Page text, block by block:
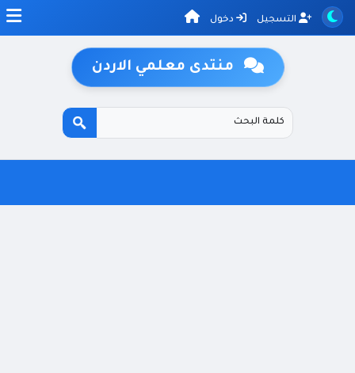
التسجيل دخول
منتدى معلمي الاردن